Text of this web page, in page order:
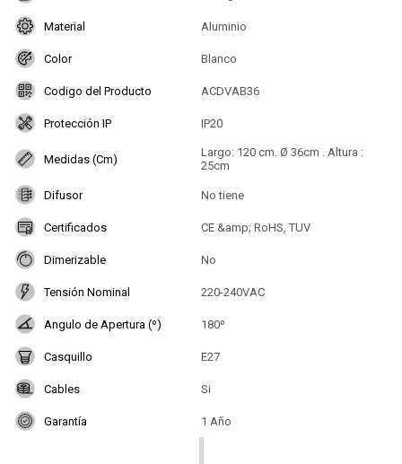
Material Aluminio
Color Blanco
Codigo del Producto ACDVAB36
Protección IP IP20
Medidas (Cm)
Largo: 120 cm. Ø 36cm . Altura :
25cm
Difusor No tiene
Certificados CE &amp; RoHS, TUV
Dimerizable No
Tensión Nominal 220-240VAC
Angulo de Apertura (º) 180º
Casquillo E27
Cables Si
Garantía 1 Año